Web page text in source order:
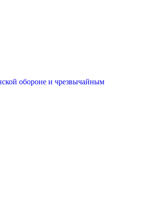
обороне и чрезвычайным